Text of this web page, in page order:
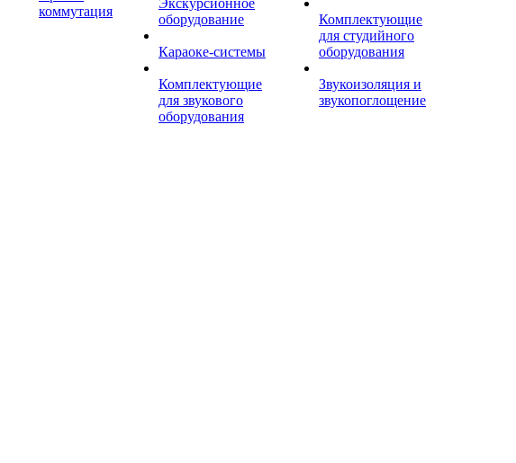
коммутация
Экскурсионное
оборудование
Караоке-системы
Комплектующие
для звукового
оборудования
Комплектующие
для студийного
оборудования
Звукоизоляция и
звукопоглощение